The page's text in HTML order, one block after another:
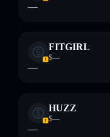
—
FITGIRL
$—
—
HUZZ
$—
—